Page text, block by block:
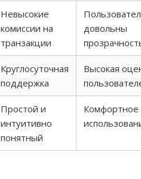
Невысокие
комиссии на
транзакции
довольны
Круглосуточная
поддержка
Высокая
Простой и
интуитивно
понятный
Комфортное